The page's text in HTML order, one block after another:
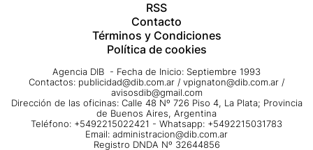
RSS
Contacto
Términos y Condiciones
Política de cookies
Agencia DIB - Fecha de Inicio: Septiembre 1993
Contactos: publicidad@dib.com.ar / vpignaton@dib.com.ar /
avisosdib@gmail.com
Dirección de las oficinas: Calle 48 Nº 726 Piso 4, La Plata; Provincia
de Buenos Aires, Argentina
Teléfono: +5492215022421 - Whatsapp: +5492215031783
Email: administracion@dib.com.ar
Registro DNDA Nº 32644856